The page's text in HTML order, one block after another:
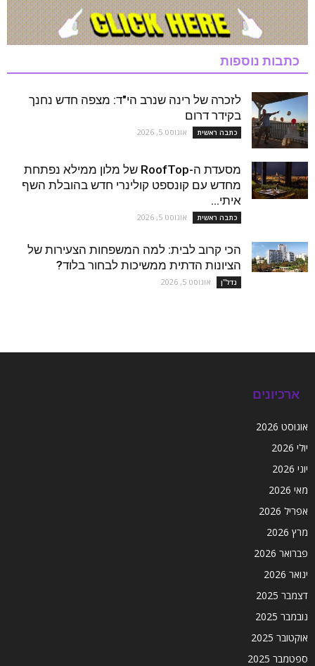
כתבות נוספות
לזכרה של רינה שנרב הי"ד: מצפה חדש נחנך
בקידר דרום
כתבה ראשית אוגוסט 5, 2026
מסעדת ה-RoofTop של מלון ממילא נפתחת
מחדש עם קונספט קולינרי חדש בהובלת השף
איתי...
כתבה ראשית אוגוסט 5, 2026
הכי קרוב לבית: למה המשפחות הצעירות של
הציונות הדתית ממשיכות לבחור בלוד?
נדל''ן אוגוסט 5, 2026
ארכיונים
אוגוסט 2026
יולי 2026
יוני 2026
מאי 2026
אפריל 2026
מרץ 2026
פברואר 2026
ינואר 2026
דצמבר 2025
נובמבר 2025
אוקטובר 2025
ספטמבר 2025